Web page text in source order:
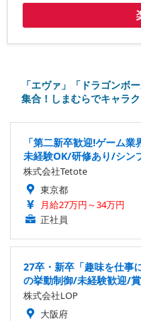
「エヴァ」「ドラゴンボ
集合！しまむらでキャラ
「第二新卒歓迎!ゲーム
未経験OK/研修あり/シン
株式会社Tetote
東京都
月給27万円～34万円
正社員
27卒・新卒「趣味を仕事
の挙動制御/未経験歓迎/
株式会社LOP
大阪府